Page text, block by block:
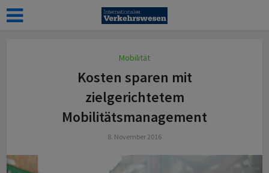
Mobilität
Kosten sparen mit
zielgerichtetem
Mobilitätsmanagement
8. November 2016